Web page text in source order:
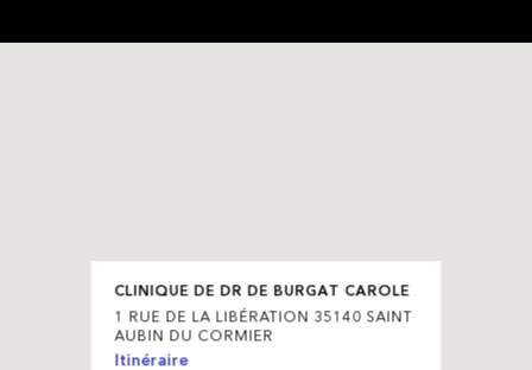
CLINIQUE DE DR DE BURGAT CAROLE
1 RUE DE LA LIBÉRATION 35140 SAINT
AUBIN DU CORMIER
Itinéraire